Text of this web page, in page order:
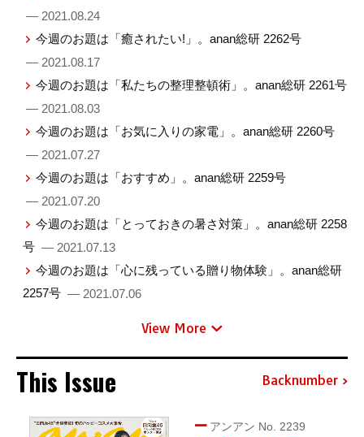
— 2021.08.24
今週のお題は「癒されたい!」。anan総研 2262号
— 2021.08.17
今週のお題は「私たちの整理整頓術」。anan総研 2261号
— 2021.08.03
今週のお題は「お気に入りの家電」。anan総研 2260号
— 2021.07.27
今週のお題は「おすすめ」。anan総研 2259号
— 2021.07.20
今週のお題は「とっておきの暑さ対策」。anan総研 2258
号 — 2021.07.13
今週のお題は「心に残っている贈り物体験」。anan総研
2257号 — 2021.07.06
View More
This Issue Backnumber
アンアン No. 2239